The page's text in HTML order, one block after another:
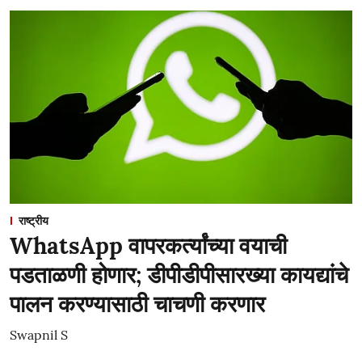
राष्ट्रीय
WhatsApp वापरकर्त्यांच्या वयाची
पडताळणी होणार; डीपीडीपीसारख्या कायद्यांचे
पालन करण्यासाठी चाचणी करणार
Swapnil S